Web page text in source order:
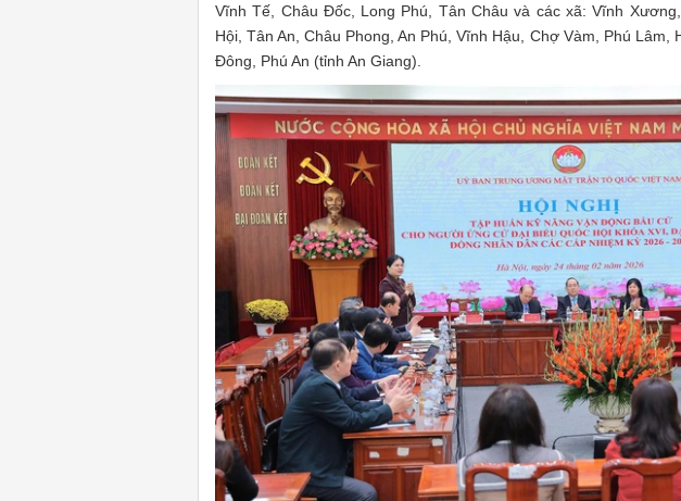
Vĩnh Tế, Châu Đốc, Long Phú, Tân Châu và các xã: Vĩnh
Hội, Tân An, Châu Phong, An Phú, Vĩnh Hậu, Chợ Vàm, Phú Lâm,
Đông, Phú An (tỉnh An Giang).